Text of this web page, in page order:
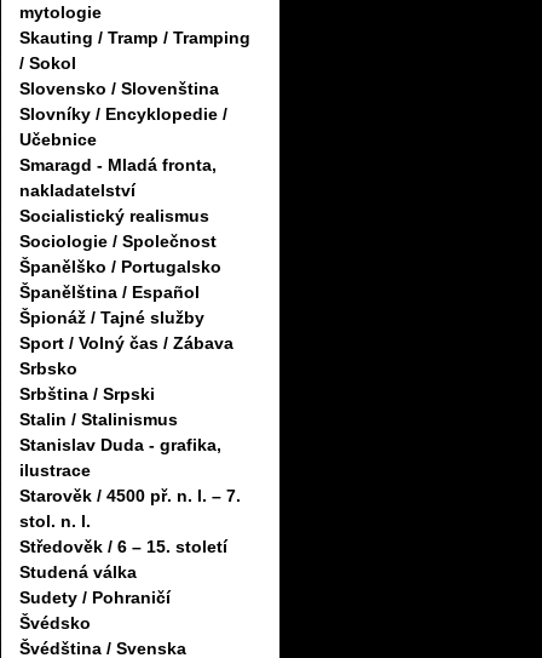
mytologie
Skauting / Tramp / Tramping
/ Sokol
Slovensko / Slovenština
Slovníky / Encyklopedie /
Učebnice
Smaragd - Mladá fronta,
nakladatelství
Socialistický realismus
Sociologie / Společnost
Španělško / Portugalsko
Španělština / Español
Špionáž / Tajné služby
Sport / Volný čas / Zábava
Srbsko
Srbština / Srpski
Stalin / Stalinismus
Stanislav Duda - grafika,
ilustrace
Starověk / 4500 př. n. l. – 7.
stol. n. l.
Středověk / 6 – 15. století
Studená válka
Sudety / Pohraničí
Švédsko
Švédština / Svenska